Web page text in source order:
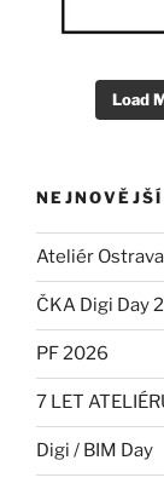
Load
Ateliér
ČKA Digi Day
PF 2026
7 LET
Digi / BIM Day